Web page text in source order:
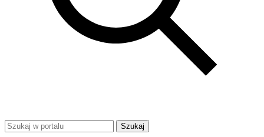
Szukaj